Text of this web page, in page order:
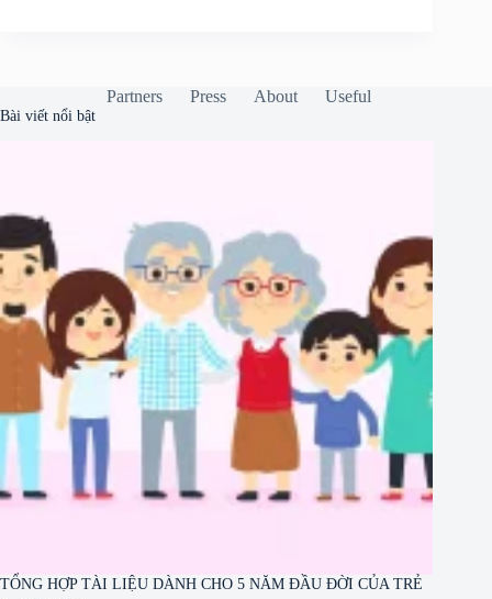
Partners Press About Useful
Bài viết nổi bật
TỔNG HỢP TÀI LIỆU DÀNH CHO 5 NĂM ĐẦU ĐỜI CỦA TRẺ